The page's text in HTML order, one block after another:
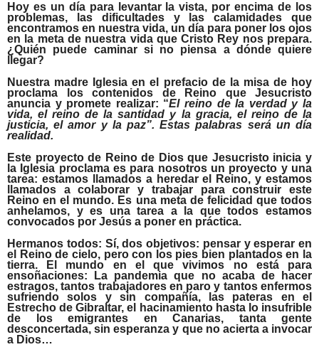
Hoy es un día para levantar la vista, por encima de los
problemas, las dificultades y las calamidades que
encontramos en nuestra vida, un día para poner los ojos
en la meta de nuestra vida que Cristo Rey nos prepara.
¿Quién puede caminar si no piensa a dónde quiere
llegar?
Nuestra madre Iglesia en el prefacio de la misa de hoy
proclama los contenidos de Reino que Jesucristo
anuncia y promete realizar: “El reino de la verdad y la
vida, el reino de la santidad y la gracia, el reino de la
justicia, el amor y la paz”. Estas palabras será un día
realidad.
Este proyecto de Reino de Dios que Jesucristo inicia y
la Iglesia proclama es para nosotros un proyecto y una
tarea: estamos llamados a heredar el Reino, y estamos
llamados a colaborar y trabajar para construir este
Reino en el mundo. Es una meta de felicidad que todos
anhelamos, y es una tarea a la que todos estamos
convocados por Jesús a poner en práctica.
Hermanos todos: Sí, dos objetivos: pensar y esperar en
el Reino de cielo, pero con los pies bien plantados en la
tierra. El mundo en el que vivimos no está para
ensoñaciones: La pandemia que no acaba de hacer
estragos, tantos trabajadores en paro y tantos enfermos
sufriendo solos y sin compañía, las pateras en el
Estrecho de Gibraltar, el hacinamiento hasta lo insufrible
de los emigrantes en Canarias, tanta gente
desconcertada, sin esperanza y que no acierta a invocar
a Dios…